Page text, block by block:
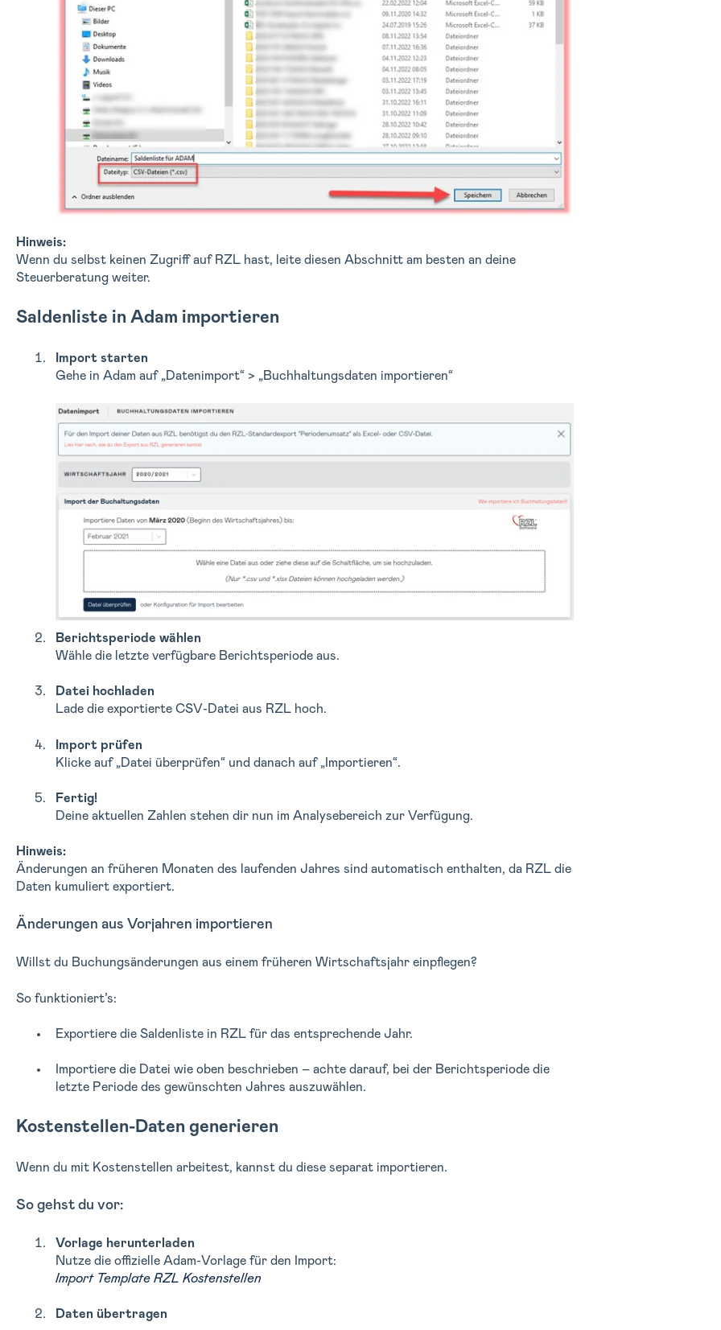
Hinweis:
Wenn du selbst keinen Zugriff auf RZL hast, leite diesen Abschnitt am besten an deine
Steuerberatung weiter.
Saldenliste in Adam importieren
Import starten
Gehe in Adam auf „Datenimport“ > „Buchhaltungsdaten importieren“
Berichtsperiode wählen
Wähle die letzte verfügbare Berichtsperiode aus.
Datei hochladen
Lade die exportierte CSV-Datei aus RZL hoch.
Import prüfen
Klicke auf „Datei überprüfen“ und danach auf „Importieren“.
Fertig!
Deine aktuellen Zahlen stehen dir nun im Analysebereich zur Verfügung.
Hinweis:
Änderungen an früheren Monaten des laufenden Jahres sind automatisch enthalten, da RZL die
Daten kumuliert exportiert.
Änderungen aus Vorjahren importieren
Willst du Buchungsänderungen aus einem früheren Wirtschaftsjahr einpflegen?
So funktioniert’s:
Exportiere die Saldenliste in RZL für das entsprechende Jahr.
Importiere die Datei wie oben beschrieben – achte darauf, bei der Berichtsperiode die
letzte Periode des gewünschten Jahres auszuwählen.
Kostenstellen-Daten generieren
Wenn du mit Kostenstellen arbeitest, kannst du diese separat importieren.
So gehst du vor:
Vorlage herunterladen
Nutze die offizielle Adam-Vorlage für den Import:
Import Template RZL Kostenstellen
Daten übertragen